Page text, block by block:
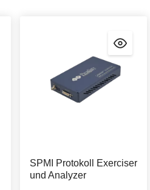
SPMI Protokoll Exerciser
und Analyzer